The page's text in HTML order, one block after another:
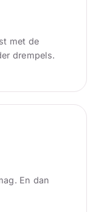
met de
drempels.
En dan